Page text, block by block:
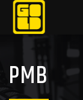
PMB